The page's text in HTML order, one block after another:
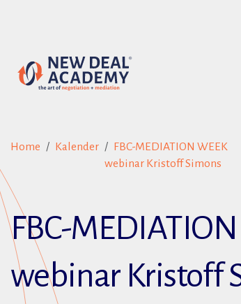
Home Kalender
FBC-MEDIATION WEEK
webinar Kristoff Simons
FBC-
webinar Kristoff